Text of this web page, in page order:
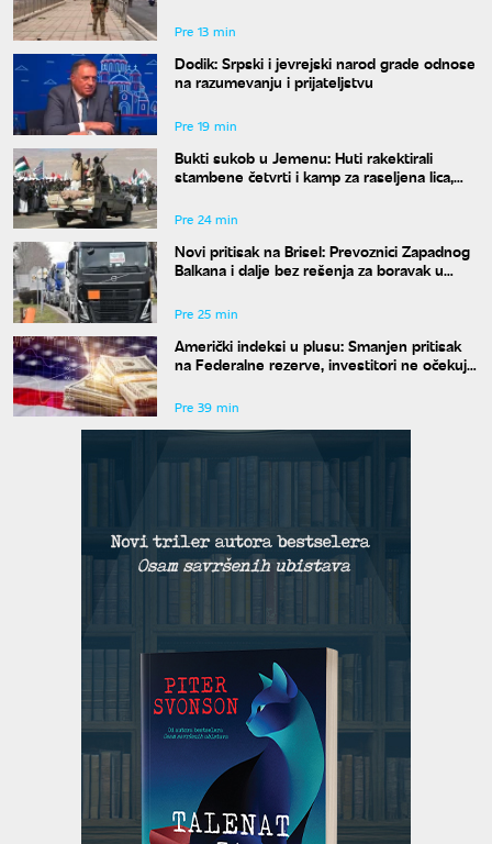
Pre 13 min
Dodik: Srpski i jevrejski narod grade odnose
na razumevanju i prijateljstvu
Pre 19 min
Bukti sukob u Jemenu: Huti rakektirali
stambene četvrti i kamp za raseljena lica,
Pre 24 min
Novi pritisak na Brisel: Prevoznici Zapadnog
Balkana i dalje bez rešenja za boravak u
Pre 25 min
Američki indeksi u plusu: Smanjen pritisak
na Federalne rezerve, investitori ne očekuju
Pre 39 min